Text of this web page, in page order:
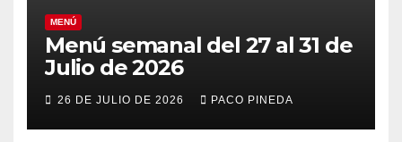
MENÚ
Menú semanal del 27 al 31 de
Julio de 2026
26 DE JULIO DE 2026 PACO PINEDA